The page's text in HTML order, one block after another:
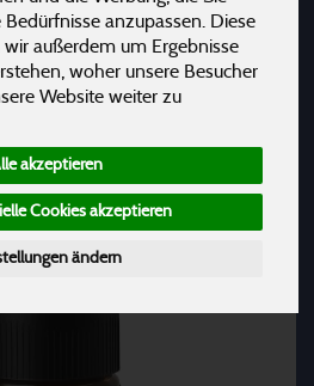
anzupassen. Diese
außerdem um Ergebnisse
woher unsere Besucher
Website weiter zu
akzeptieren
Cookies akzeptieren
ändern
Allergene